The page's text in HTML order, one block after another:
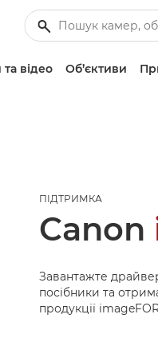
відео Об’єктиви
ПІДТРИМКА
Canon
Завантажте
посібники та
продукції